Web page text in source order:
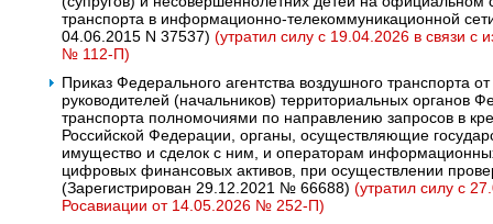
транспорта в информационно-телекоммуникационной
04.06.2015 N 37537) (утратил силу с 19.04.2026 в связи с
№ 112-П)
Приказ Федерального агентства воздушного
руководителей (начальников) территориальных органов
транспорта полномочиями по направлению запросов в
Российской Федерации, органы, осуществляющие
имущество и сделок с ним, и операторам
цифровых финансовых активов, при осуществлении
(Зарегистрирован 29.12.2021 № 66688) (утратил силу с
Росавиации от 14.05.2026 № 252-П)